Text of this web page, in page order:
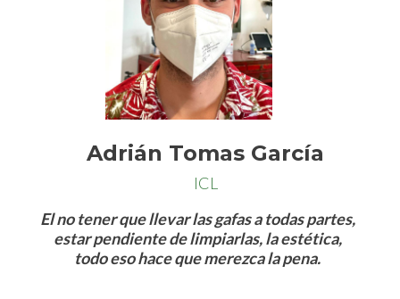
Adrián Tomas García
ICL
El no tener que llevar las gafas a todas partes,
estar pendiente de limpiarlas, la estética,
todo eso hace que merezca la pena.